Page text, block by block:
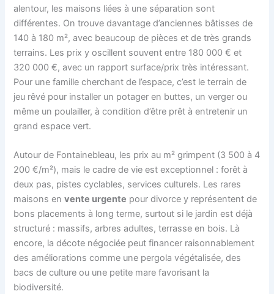
alentour, les maisons liées à une séparation sont
différentes. On trouve davantage d’anciennes bâtisses de
140 à 180 m², avec beaucoup de pièces et de très grands
terrains. Les prix y oscillent souvent entre 180 000 € et
320 000 €, avec un rapport surface/prix très intéressant.
Pour une famille cherchant de l’espace, c’est le terrain de
jeu rêvé pour installer un potager en buttes, un verger ou
même un poulailler, à condition d’être prêt à entretenir un
grand espace vert.
Autour de Fontainebleau, les prix au m² grimpent (3 500 à 4
200 €/m²), mais le cadre de vie est exceptionnel : forêt à
deux pas, pistes cyclables, services culturels. Les rares
maisons envente urgente pour divorce y représentent de
bons placements à long terme, surtout si le jardin est déjà
structuré : massifs, arbres adultes, terrasse en bois. Là
encore, la décote négociée peut financer raisonnablement
des améliorations comme une pergola végétalisée, des
bacs de culture ou une petite mare favorisant la
biodiversité.